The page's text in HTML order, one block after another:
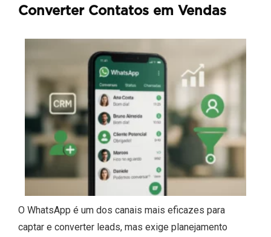
Converter Contatos em Vendas
O WhatsApp é um dos canais mais eficazes para
captar e converter leads, mas exige planejamento